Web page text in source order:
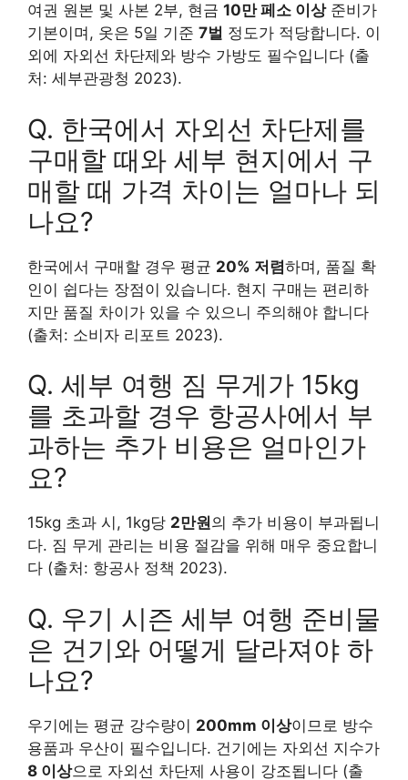
여권 원본 및 사본 2부, 현금 10만 페소 이상준비가
기본이며, 옷은 5일 기준 7벌 정도가 적당합니다. 이
외에 자외선 차단제와 방수 가방도 필수입니다 (출
처: 세부관광청 2023).
Q. 한국에서 자외선 차단제를
구매할 때와 세부 현지에서 구
매할 때 가격 차이는 얼마나 되
나요?
한국에서 구매할 경우 평균 20% 저렴하며, 품질 확
인이 쉽다는 장점이 있습니다. 현지 구매는 편리하
지만 품질 차이가 있을 수 있으니 주의해야 합니다
(출처: 소비자 리포트 2023).
Q. 세부 여행 짐 무게가 15kg
를 초과할 경우 항공사에서 부
과하는 추가 비용은 얼마인가
요?
15kg 초과 시, 1kg당 2만원의 추가 비용이 부과됩니
다. 짐 무게 관리는 비용 절감을 위해 매우 중요합니
다 (출처: 항공사 정책 2023).
Q. 우기 시즌 세부 여행 준비물
은 건기와 어떻게 달라져야 하
나요?
우기에는 평균 강수량이 200mm 이상이므로 방수
용품과 우산이 필수입니다. 건기에는 자외선 지수가
8 이상으로 자외선 차단제 사용이 강조됩니다 (출